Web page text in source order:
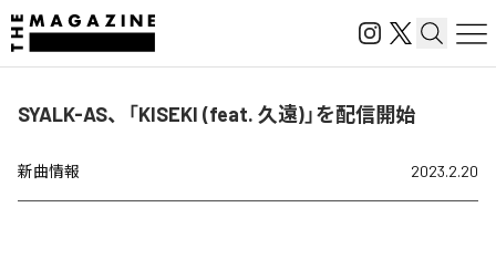
SYALK-AS、「KISEKI (feat. 久遠)」を配信開始
新曲情報 2023.2.20